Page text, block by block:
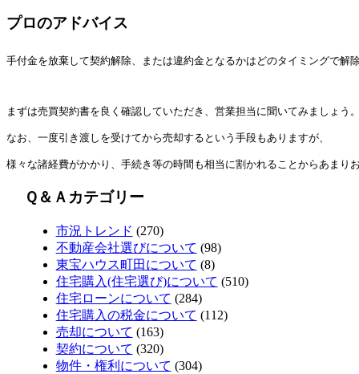
プロのアドバイス
手付金を放棄して契約解除、または違約金となるかはどのタイミングで解
まずは売買契約書を良く確認していただき、営業担当に聞いてみましょう
なお、一度引き渡しを受けてから売却するという手段もありますが、
様々な諸経費がかかり、手続き等の時間も相当に割かれることからあまり
Ｑ＆Ａカテゴリー
市況トレンド (270)
不動産会社選びについて (98)
東宝ハウス町田について (8)
住宅購入(住宅選び)について (510)
住宅ローンについて (284)
住宅購入の税金について (112)
売却について (163)
契約について (320)
物件・権利について (304)